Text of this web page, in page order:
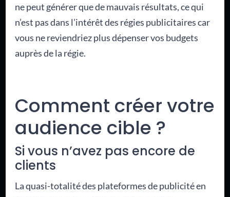
ne peut générer que de mauvais résultats, ce qui
n’est pas dans l’intérêt des régies publicitaires car
vous ne reviendriez plus dépenser vos budgets
auprès de la régie.
Comment créer votre
audience cible ?
Si vous n’avez pas encore de
clients
La quasi-totalité des plateformes de publicité en